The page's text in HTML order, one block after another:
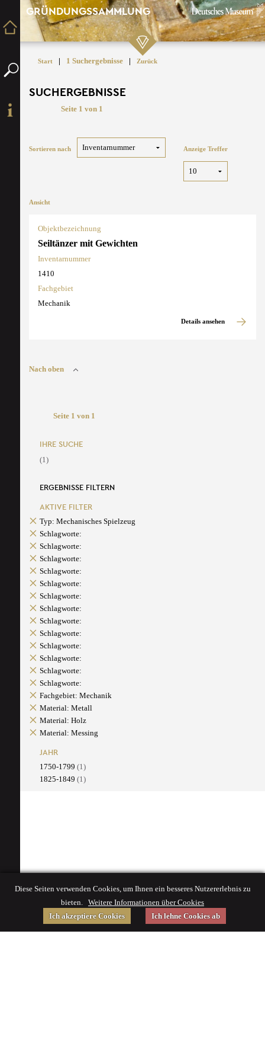
GRÜNDUNGSSAMMLUNG
Start | 1 Suchergebnisse | Zurück
SUCHERGEBNISSE
Seite 1 von 1
Sortieren nach Anzeige Treffer
Ansicht
Objektbezeichnung
Seiltänzer mit Gewichten
Inventarnummer
1410
Fachgebiet
Mechanik
Details ansehen
Nach oben
Seite 1 von 1
IHRE SUCHE
(1)
ERGEBNISSE FILTERN
AKTIVE FILTER
Typ: Mechanisches Spielzeug
Schlagworte:
Schlagworte:
Schlagworte:
Schlagworte:
Schlagworte:
Schlagworte:
Schlagworte:
Schlagworte:
Schlagworte:
Schlagworte:
Schlagworte:
Schlagworte:
Schlagworte:
Fachgebiet: Mechanik
Material: Metall
Material: Holz
Material: Messing
JAHR
1750-1799 (1)
1825-1849 (1)
Diese Seiten verwenden Cookies, um Ihnen ein besseres Nutzererlebnis zu
bieten. Weitere Informationen über Cookies
Ich akzeptiere Cookies
Ich lehne Cookies ab